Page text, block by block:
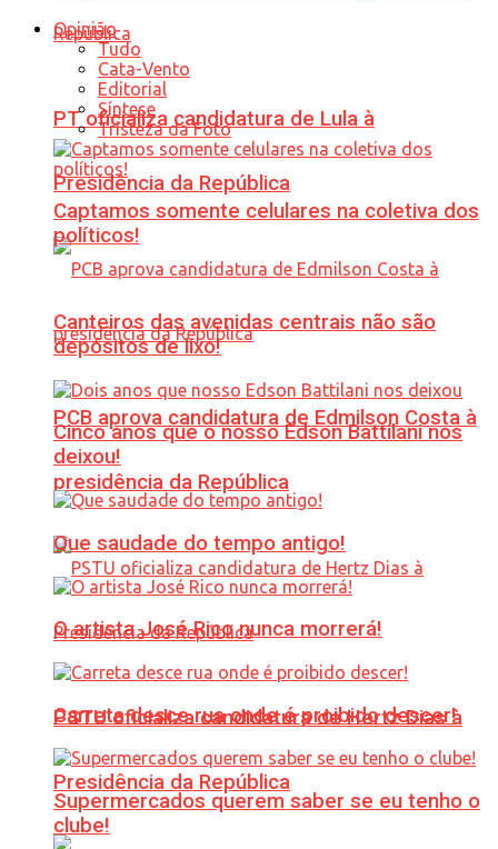
PT oficializa candidatura de Lula à
Presidência da República
PCB aprova candidatura de Edmilson Costa à
presidência da República
PSTU oficializa candidatura de Hertz Dias à
Presidência da República
Opinião
Tudo
Cata-Vento
Editorial
Síntese
Tristeza da Foto
Captamos somente celulares na coletiva dos
políticos!
Canteiros das avenidas centrais não são
depósitos de lixo!
Cinco anos que o nosso Edson Battilani nos
deixou!
Que saudade do tempo antigo!
O artista José Rico nunca morrerá!
Carreta desce rua onde é proibido descer!
Supermercados querem saber se eu tenho o
clube!